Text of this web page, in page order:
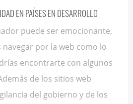
EN PAÍSES EN DESARROLLO
puede ser emocionante,
por la web como lo
encontrarte con algunos
de los sitios web
del gobierno y de los